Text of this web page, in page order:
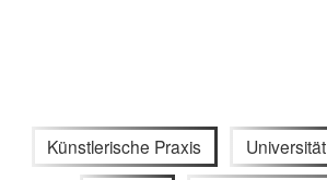
Künstlerische Praxis Universität